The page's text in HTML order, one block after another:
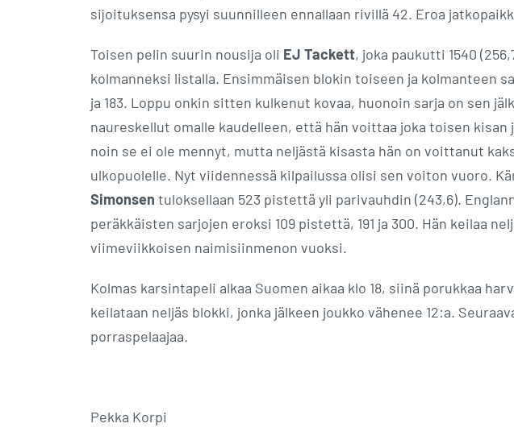
sijoituksensa pysyi suunnilleen ennallaan rivillä 42. Eroa
Toisen pelin suurin nousija oli EJ Tackett, joka paukutti 1540
kolmanneksi listalla. Ensimmäisen blokin toiseen ja kolmanteen
ja 183. Loppu onkin sitten kulkenut kovaa, huonoin sarja on sen
naureskellut omalle kaudelleen, että hän voittaa joka toisen kisan
noin se ei ole mennyt, mutta neljästä kisasta hän on voittanut
ulkopuolelle. Nyt viidennessä kilpailussa olisi sen voiton vuoro.
Simonsen tuloksellaan 523 pistettä yli parivauhdin (243,6).
peräkkäisten sarjojen eroksi 109 pistettä, 191 ja 300. Hän keilaa
viimeviikkoisen naimisiinmenon vuoksi.
Kolmas karsintapeli alkaa Suomen aikaa klo 18, siinä porukkaa
keilataan neljäs blokki, jonka jälkeen joukko vähenee 12:a.
porraspelaajaa.
Pekka Korpi